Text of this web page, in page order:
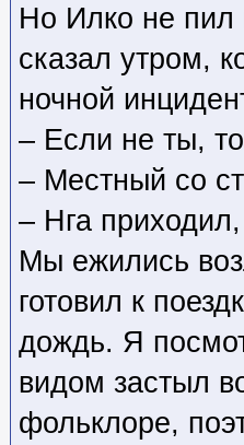
Но Илко не
сказал утром,
ночной
– Если не ты,
– Местный со
– Нга
Мы ежились
готовил к
дождь. Я
видом застыл
фольклоре,